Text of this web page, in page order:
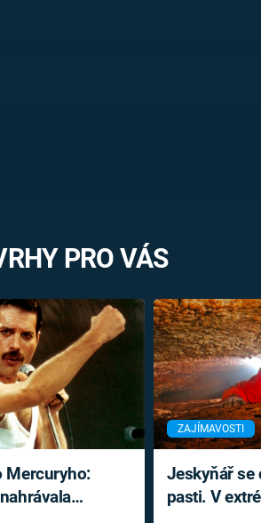
PRO VÁS
Mercuryho:
ZAJÍMAVOSTI
Jeskyňář se
pasti. V